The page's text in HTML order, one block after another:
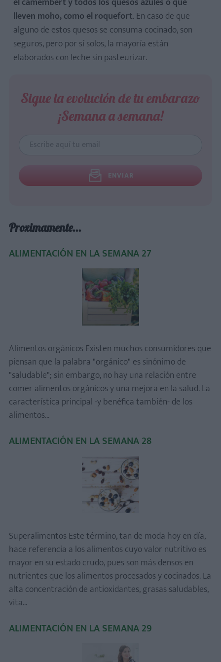
lleven moho, como el roquefort. En caso de que
alguno de estos quesos se consuma cocinado, son
seguros, pero por sí solos, la mayoría están
elaborados con leche sin pasteurizar.
Sigue la evolución de tu embarazo
¡Semana a semana!
ENVIAR
Proximamente...
ALIMENTACIÓN EN LA SEMANA 27
Alimentos orgánicos Existen muchos consumidores que
piensan que la palabra "orgánico" es sinónimo de
"saludable"; sin embargo, no hay una relación entre
comer alimentos orgánicos y una mejora en la salud. La
característica principal -y benéfica también- de los
alimentos...
ALIMENTACIÓN EN LA SEMANA 28
Superalimentos Este término, tan de moda hoy en día,
hace referencia a los alimentos cuyo valor nutritivo es
mayor en su estado crudo, pues son más densos en
nutrientes que los alimentos procesados y cocinados. La
alta concentración de antioxidantes, grasas saludables,
vita...
ALIMENTACIÓN EN LA SEMANA 29